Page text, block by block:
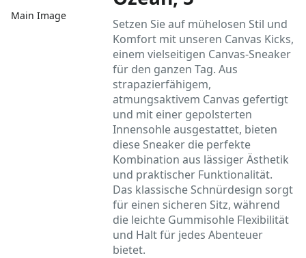
Main Image
Setzen Sie auf mühelosen Stil und
Komfort mit unseren Canvas Kicks,
einem vielseitigen Canvas-Sneaker
für den ganzen Tag. Aus
strapazierfähigem,
atmungsaktivem Canvas gefertigt
und mit einer gepolsterten
Innensohle ausgestattet, bieten
diese Sneaker die perfekte
Kombination aus lässiger Ästhetik
und praktischer Funktionalität.
Das klassische Schnürdesign sorgt
für einen sicheren Sitz, während
die leichte Gummisohle Flexibilität
und Halt für jedes Abenteuer
bietet.